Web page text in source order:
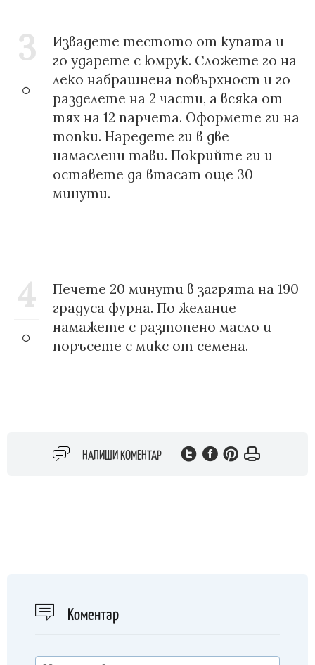
3
Извадете тестото от купата и
го ударете с юмрук. Сложете го на
леко набрашнена повърхност и го
разделете на 2 части, а всяка от
тях на 12 парчета. Оформете ги на
топки. Наредете ги в две
намаслени тави. Покрийте ги и
оставете да втасат още 30
минути.
4
Печете 20 минути в загрята на 190
градуса фурна. По желание
намажете с разтопено масло и
поръсете с микс от семена.
НАПИШИ КОМЕНТАР
Kоментар